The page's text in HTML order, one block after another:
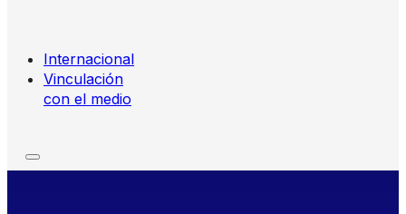
Internacional
Vinculación
con el medio